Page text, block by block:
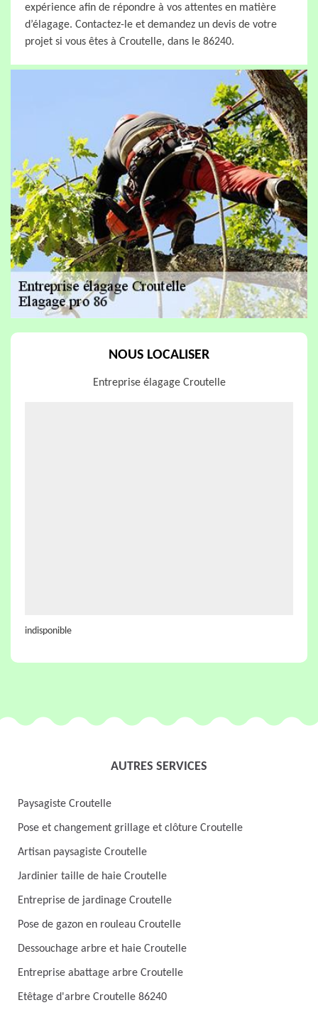
expérience afin de répondre à vos attentes en matière
d’élagage. Contactez-le et demandez un devis de votre
projet si vous êtes à Croutelle, dans le 86240.
NOUS LOCALISER
Entreprise élagage Croutelle
indisponible
AUTRES SERVICES
Paysagiste Croutelle
Pose et changement grillage et clôture Croutelle
Artisan paysagiste Croutelle
Jardinier taille de haie Croutelle
Entreprise de jardinage Croutelle
Pose de gazon en rouleau Croutelle
Dessouchage arbre et haie Croutelle
Entreprise abattage arbre Croutelle
Etêtage d'arbre Croutelle 86240